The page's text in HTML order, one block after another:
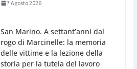
7 Agosto 2026
San Marino. A settant’anni dal
rogo di Marcinelle: la memoria
delle vittime e la lezione della
storia per la tutela del lavoro